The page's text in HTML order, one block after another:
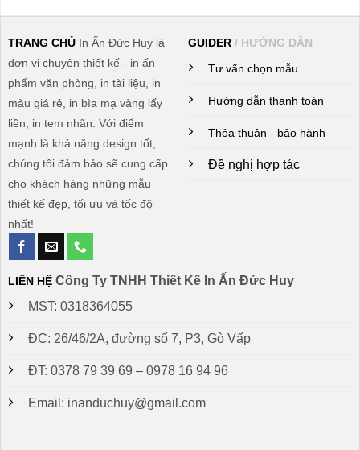
TRANG CHỦ In Ấn Đức Huy là
đơn vị chuyên thiết kế - in ấn
phẩm văn phòng, in tài liệu, in
màu giá rẻ, in bìa mạ vàng lấy
liền, in tem nhãn. Với điểm
mạnh là khả năng design tốt,
chúng tôi đảm bảo sẽ cung cấp
cho khách hàng những mẫu
thiết kế đẹp, tối ưu và tốc độ
nhất!
GUIDER / HƯỚNG DẪN
Tư vấn chọn mẫu
Hướng dẫn thanh toán
Thỏa thuận - bảo hành
Đề nghị hợp tác
LIÊN HỆ Công Ty TNHH Thiết Kế In Ấn Đức Huy
MST: 0318364055
ĐC: 26/46/2A, đường số 7, P3, Gò Vấp
ĐT: 0378 79 39 69 – 0978 16 94 96
Email: inanduchuy@gmail.com